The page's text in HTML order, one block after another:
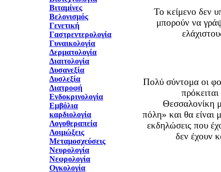
Βιταμίνες
Βελονισμός
Γενετική
Γαστρεντερολογία
Γυναικολογία
Δερματολογία
Διαιτολογία
Δυσανεξία
Δυσλεξία
Διατροφή
Ενδοκρινολογία
Εμβόλια
καρδιολογία
Λογοθεραπεία
Λοιμώξεις
Μεταμοσχεύσεις
Νευρολογία
Νεφρολογία
Ογκολογία
Το κείμενο δεν
μπορούν να
Πολύ σύντομα οι
Θεσσαλονίκη
πόλη» και θα είναι
εκδηλώσεις που
δεν έχουν